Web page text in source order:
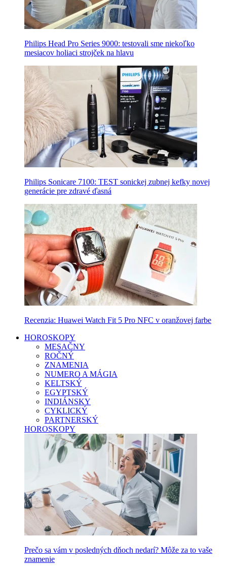
Philips Head Pro Series 9000: testovali sme niekoľko
mesiacov holiaci strojček na hlavu
Philips Sonicare 7100: TEST sonickej zubnej kefky novej
generácie pre zdravé ďasná
Recenzia: Huawei Watch Fit 5 Pro NFC v oranžovej farbe
HOROSKOPY
MESAČNY
ROČNÝ
ZNAMENIA
NUMERO A MÁGIA
KELTSKÝ
EGYPTSKÝ
INDIÁNSKY
CYKLICKÝ
PARTNERSKÝ
HOROSKOPY
Prečo sa vám v posledných dňoch nedarí? Môže za to vaše
znamenie